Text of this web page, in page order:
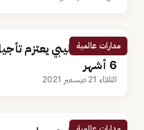
مدارات عالمية
البرلمان الليبي يعتزم
6 أشهر
الثلاثاء 21 ديسمبر 2021